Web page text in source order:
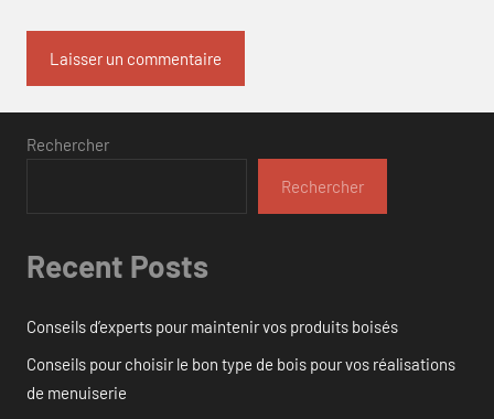
Rechercher
Rechercher
Recent Posts
Conseils d’experts pour maintenir vos produits boisés
Conseils pour choisir le bon type de bois pour vos réalisations
de menuiserie